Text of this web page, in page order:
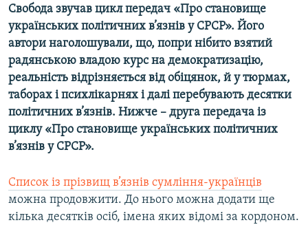
ДОЛУЧАЙСЯ!
Усі сайти RFE/RL
Свобода звучав цикл передач «Про становище
українських політичних в’язнів у СРСР». Його
автори наголошували, що, попри нібито взятий
радянською владою курс на демократизацію,
реальність відрізняється від обіцянок, й у тюрмах,
таборах і психлікарнях і далі перебувають десятки
політичних в’язнів. Нижче – друга передача із
циклу «Про становище українських політичних
в’язнів у СРСР».
Список із прізвищ в’язнів сумління-українців
можна продовжити. До нього можна додати ще
кілька десятків осіб, імена яких відомі за кордоном.